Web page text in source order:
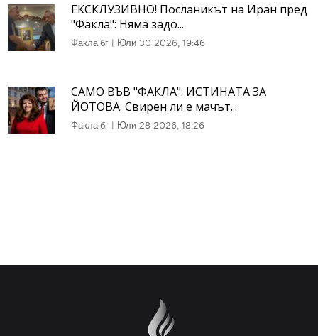
ЕКСКЛУЗИВНО! Посланикът на Иран пред
"Факла": Няма задо...
Факла.бг | Юли 30 2026, 19:46
САМО ВЪВ "ФАКЛА": ИСТИНАТА ЗА
ЙОТОВА. Свирен ли е мачът...
Факла.бг | Юли 28 2026, 18:26